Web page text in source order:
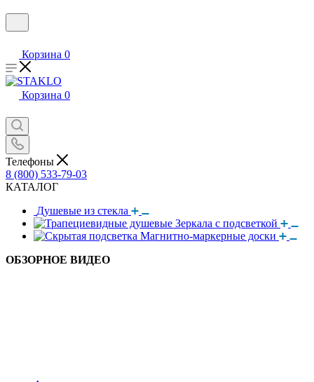
Корзина 0
Корзина 0
Телефоны
8 (800) 533-79-03
КАТАЛОГ
Душевые из стекла
Зеркала с подсветкой
Магнитно-маркерные доски
ОБЗОРНОЕ ВИДЕО